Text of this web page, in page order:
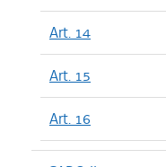
Art. 14
Art. 15
Art. 16